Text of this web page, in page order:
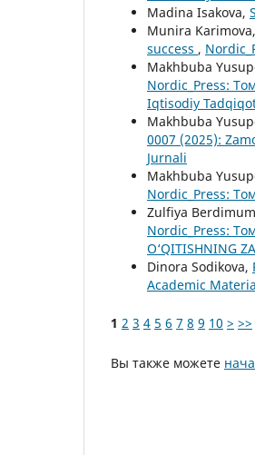
Madina Isakova,
Munira Karimova,
success ,
Makhbuba
Nordic_Press:
Iqtisodiy
Makhbuba
0007 (2025):
Jurnali
Makhbuba
Nordic_Press:
Zulfiya
Nordic_Press:
O‘QITISHNING
Dinora Sodikova,
Academic
1 2 3 4 5 6 7 8 9 10 > >>
Вы также можете